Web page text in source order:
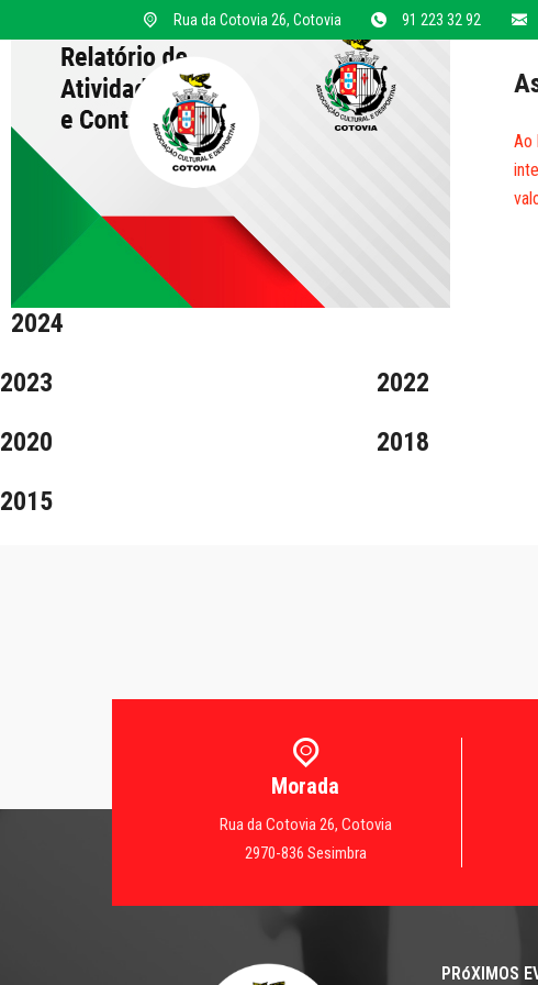
Rua da Cotovia 26, Cotovia 91 223 32 92
2024
Ao
2023 2022
2020
2018
2015
Morada
Rua da Cotovia 26, Cotovia
2970-836 Sesimbra
PRóXIMOS